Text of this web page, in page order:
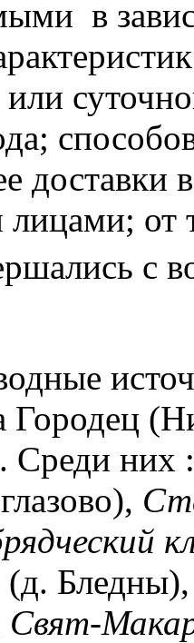
в
доставки
от
с
Городец
Среди них
(д.
Свят-